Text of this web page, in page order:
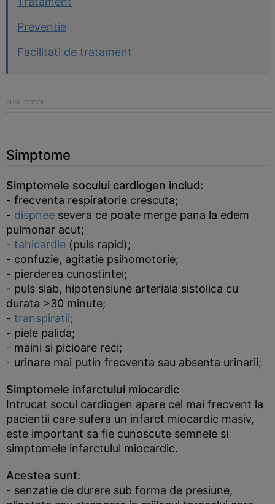
Preventie
Facilitati de tratament
Simptome
Simptomele socului cardiogen includ:
- frecventa respiratorie crescuta;
- dispnee severa ce poate merge pana la edem
pulmonar acut;
- tahicardie (puls rapid);
- confuzie, agitatie psihomotorie;
- pierderea cunostintei;
- puls slab, hipotensiune arteriala sistolica cu
durata >30 minute;
- transpiratii;
- piele palida;
- maini si picioare reci;
- urinare mai putin frecventa sau absenta urinarii;
Simptomele infarctului miocardic
Intrucat socul cardiogen apare cel mai frecvent la
pacientii care sufera un infarct miocardic masiv,
este important sa fie cunoscute semnele si
simptomele infarctului miocardic.
Acestea sunt:
- senzatie de durere sub forma de presiune,